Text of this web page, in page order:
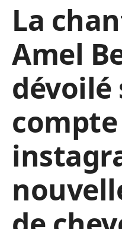
La
Amel
dévoilé
compte